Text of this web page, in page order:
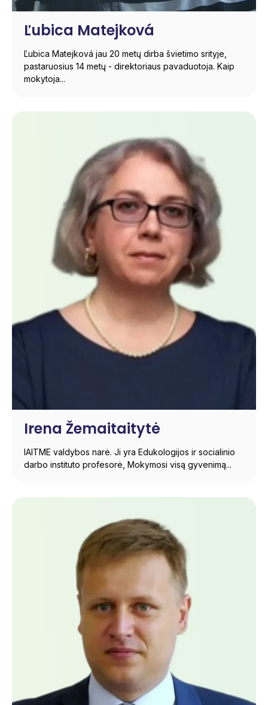
Ľubica Matejková
Ľubica Matejková jau 20 metų dirba švietimo srityje,
pastaruosius 14 metų - direktoriaus pavaduotoja. Kaip
mokytoja...
Irena Žemaitaitytė
IAITME valdybos narė. Ji yra Edukologijos ir socialinio
darbo instituto profesorė, Mokymosi visą gyvenimą...